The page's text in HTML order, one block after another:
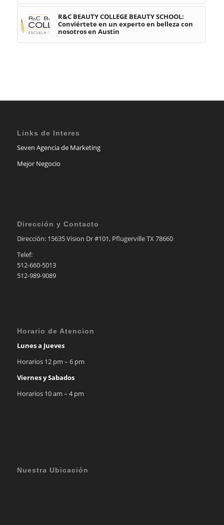
R&C BEAUTY COLLEGE BEAUTY SCHOOL:
Conviértete en un experto en belleza con
nosotros en Austin
Links de Interes
Seven Agencia de Marketing
Mejor Negocio
Dirección y Contacto
Dirección: 15635 Vision Dr #101, Pflugerville TX 78660
Telef:
512-660-5013
512-989-9089
Horario de Atencion
Lunes a Jueves
Horarios 12 pm – 6 pm
Viernes y Sabados
Horarios 10 am – 4 pm
Nuestra Ubicación